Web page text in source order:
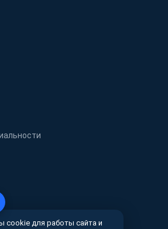
cookie для работы сайта и